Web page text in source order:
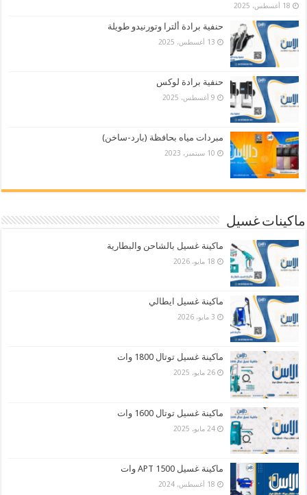
18 أغسطس، 2025
حنفية برادة ألترا وتورنيدو طويلة
13 أغسطس، 2025
حنفية برادة لوكس
9 أغسطس، 2025
مبردات مياه بحافظة (بارد-ساخن)
10 سبتمبر، 2023
ماكينات غسيل
ماكينة غسيل بالشاحن والبطارية
18 مايو، 2026
ماكينة غسيل ايطالي
3 مايو، 2026
ماكينة غسيل توتال 1800 وات
26 مايو، 2025
ماكينة غسيل توتال 1600 وات
24 مايو، 2025
ماكينة غسيل APT 1500 وات
18 أغسطس، 2024